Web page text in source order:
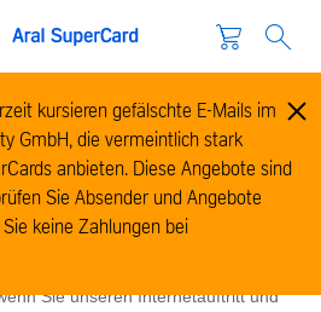
um Informationen zur Nutzung
und zu analysieren und um
zu ermöglichen. Cookies
Sie unseren Internetauftritt und
kursieren gefälschte E-Mails im
GmbH, die vermeintlich stark
anbieten. Diese Angebote sind
Sie Absender und Angebote
keine Zahlungen bei